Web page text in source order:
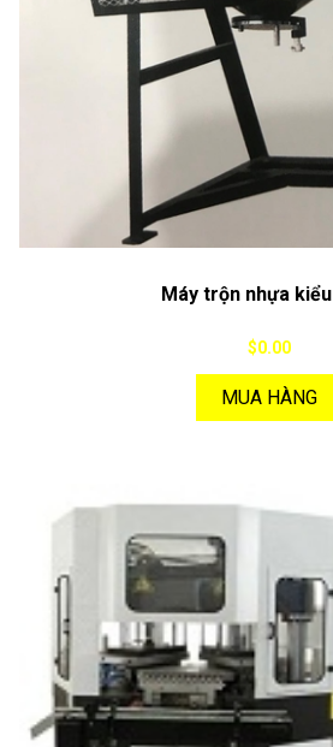
Máy trộn nhựa
$0.00
MUA HÀNG